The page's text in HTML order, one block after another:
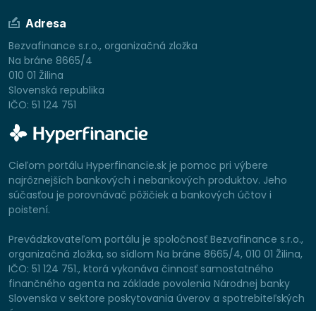
Adresa
Bezvafinance s.r.o., organizačná zložka
Na bráne 8665/4
010 01 Žilina
Slovenská republika
IČO: 51 124 751
Cieľom portálu Hyperfinancie.sk je pomoc pri výbere
najrôznejších bankových i nebankových produktov. Jeho
súčasťou je porovnávač pôžičiek a bankových účtov i
poistení.
Prevádzkovateľom portálu je spoločnosť Bezvafinance s.r.o.,
organizačná zložka, so sídlom Na bráne 8665/4, 010 01 Žilina,
IČO: 51 124 751., ktorá vykonáva činnosť samostatného
finančného agenta na základe povolenia Národnej banky
Slovenska v sektore poskytovania úverov a spotrebiteľských